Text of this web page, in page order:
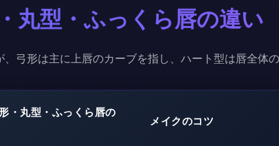
丸型・ふっくら唇の違い
弓形は主に上唇のカーブを指し、ハート型は唇全体
・丸型・ふっくら唇の
メイクのコツ